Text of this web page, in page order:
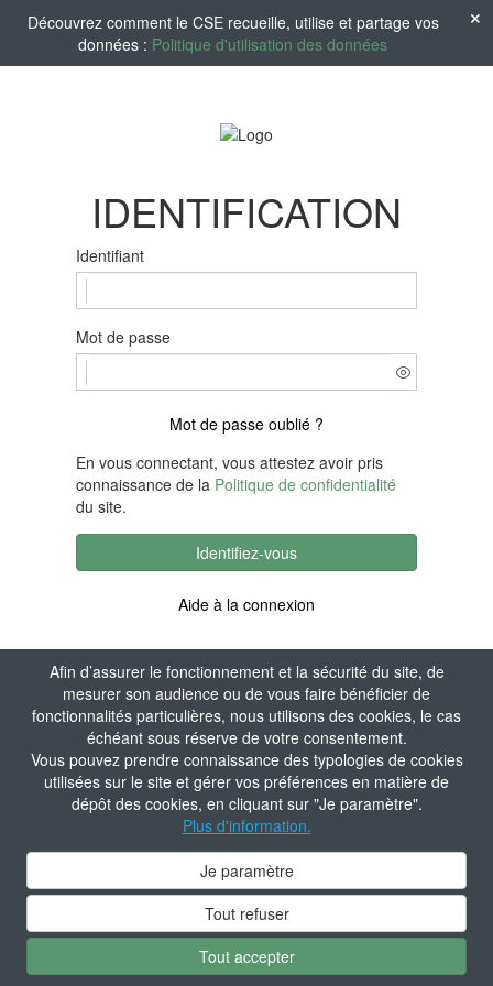
Afin d’assurer le fonctionnement et la sécurité du site, de
mesurer son audience ou de vous faire bénéficier de
fonctionnalités particulières, nous utilisons des cookies, le cas
échéant sous réserve de votre consentement.
Vous pouvez prendre connaissance des typologies de cookies
utilisées sur le site et gérer vos préférences en matière de
dépôt des cookies, en cliquant sur "Je paramètre".
Plus d'information.
Je paramètre
Tout refuser
Tout accepter
Découvrez comment le CSE recueille, utilise et partage vos
données : Politique d'utilisation des données
IDENTIFICATION
Identifiant
Mot de passe
Mot de passe oublié ?
En vous connectant, vous attestez avoir pris
connaissance de la Politique de confidentialité
du site.
Identifiez-vous
Aide à la connexion